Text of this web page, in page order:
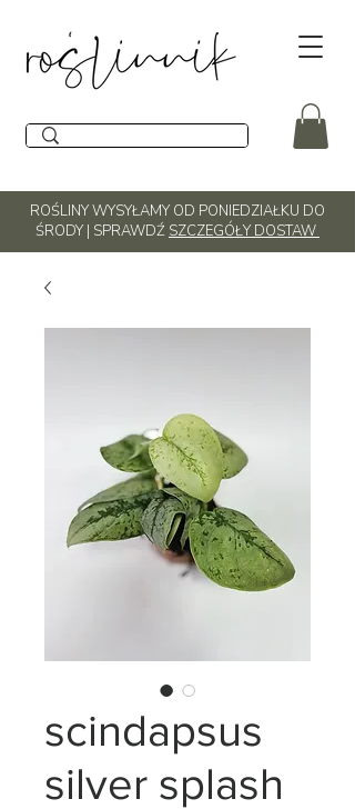
ROŚLINY WYSYŁAMY OD PONIEDZIAŁKU DO
ŚRODY | SPRAWDŹ SZCZEGÓŁY DOSTAW
scindapsus
silver splash